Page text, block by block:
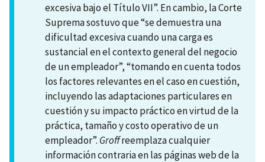
excesiva bajo el Título VII”. En cambio, la Corte
Suprema sostuvo que “se demuestra una
dificultad excesiva cuando una carga es
sustancial en el contexto general del negocio
de un empleador”, “tomando en cuenta todos
los factores relevantes en el caso en cuestión,
incluyendo las adaptaciones particulares en
cuestión y su impacto práctico en virtud de la
práctica, tamaño y costo operativo de un
empleador”. Groffreemplaza cualquier
información contraria en las páginas web de la